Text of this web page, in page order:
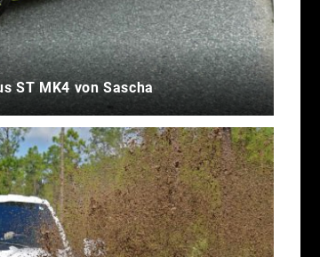
ST MK4 von Sascha